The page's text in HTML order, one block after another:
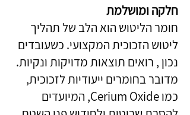
חלקה ומושלמת
חומר הליטוש הוא הלב של תהליך
ליטוש הזכוכית המקצועי. כשעובדים
נכון , רואים תוצאות מדויקות ונקיות.
מדובר בחומרים ייעודיות לזכוכית,
כמו Cerium Oxide, המיועדים